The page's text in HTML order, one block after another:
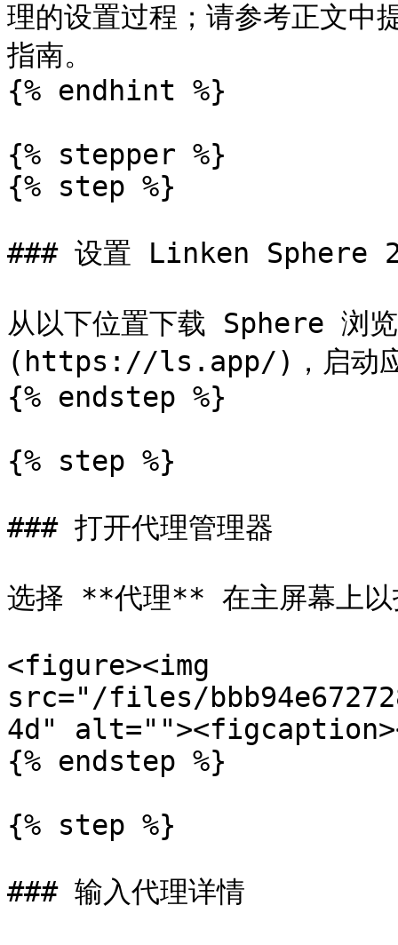
理的设置过程；请参考正文中
指南。
{% endhint %}
{% stepper %}
{% step %}
### 设置 Linken Sphere
从以下位置下载 Sphere 浏
(https://ls.app/)，启动应
{% endstep %}
{% step %}
### 打开代理管理器
选择 **代理** 在主屏幕上
<figure><img
src="/files/
4d"
{% endstep %}
{% step %}
### 输入代理详情